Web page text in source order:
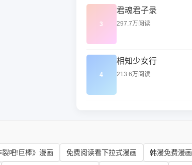
3
君魂君子录
297.7万阅读
4
相知少女行
213.6万阅读
裂吧!巨棒》漫画 免费阅读看下拉式漫画 韩漫免费漫画